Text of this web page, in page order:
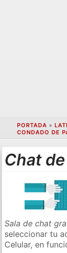
PORTADA »
CONDADO DE
Chat
Sala de chat
seleccionar tu
Celular, en